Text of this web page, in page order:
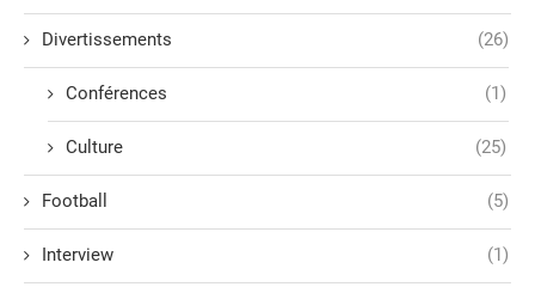
Divertissements (26)
Conférences (1)
Culture (25)
Football (5)
Interview (1)